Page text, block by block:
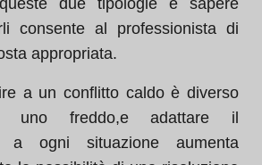
due tipologie e sapere
consente al professionista di
appropriata.
a un conflitto caldo è diverso
freddo,e adattare il
a ogni situazione aumenta